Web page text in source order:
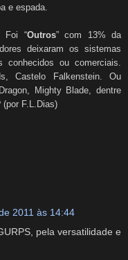
e espada.
Foi “Outros” com 13% da
deixaram os sistemas
ou comerciais.
Castelo Falkenstein. Ou
Mighty Blade, dentre
F.L.Dias)
2011 às 14:44
pela versatilidade e